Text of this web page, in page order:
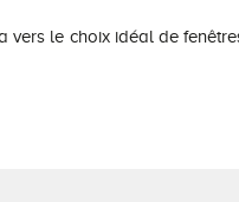
le choix idéal de